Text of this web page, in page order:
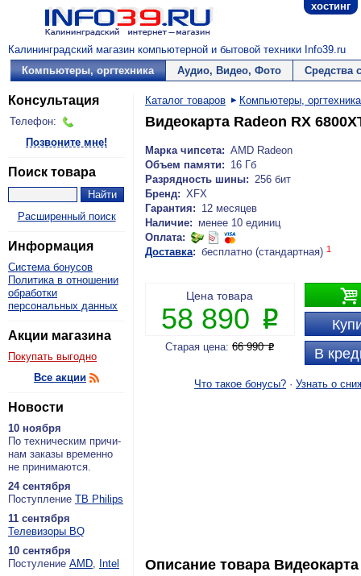
хостинг
Калининградский магазин компьютерной и бытовой техники Info39.ru
Компьютеры, оргтехника
Аудио, Видео, Фото Средства
Консультация
Телефон:
Позвоните мне!
Поиск товара
Расширенный поиск
Информация
Система бонусов
Политика в отношении
обработки
персональных данных
Акции магазина
Покупать выгодно
Все акции
Новости
10 ноября
По тех­ни­че­ским при­чи­
нам за­ка­зы вре­мен­но
не при­ни­ма­ют­ся.
24 сентября
По­ступ­ле­ние ТВ Philips
11 сентября
Теле­ви­зо­ры BQ
10 сентября
По­сту­ле­ние AMD, Intel
Каталог товаров Компьютеры, оргтехника
Видеокарта Radeon RX
Марка чипсета: AMD Radeon
Объем памяти: 16 Гб
Разрядность шины: 256 бит
Бренд: XFX
Гарантия: 12 месяцев
Наличие: менее 10 единиц
Оплата:
Доставка: бесплатно (стандартная) 1

В
Цена товара
58 890 P
Старая цена:66 990P
Что такое бонусы? · Узнать о
Описание товара